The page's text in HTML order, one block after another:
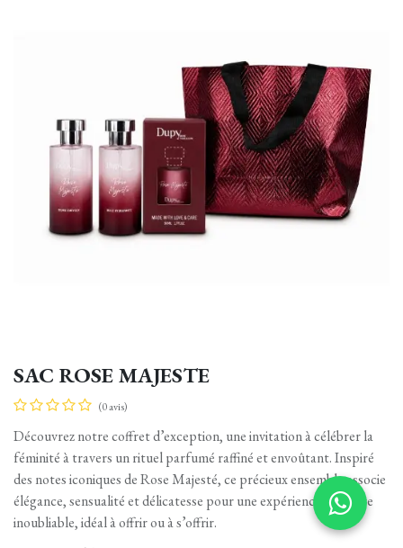
SAC ROSE MAJESTE
(0 avis)
Découvrez notre coffret d’exception, une invitation à célébrer la
féminité à travers un rituel parfumé raffiné et envoûtant. Inspiré
des notes iconiques de Rose Majesté, ce précieux ensemble associe
élégance, sensualité et délicatesse pour une expérience olfactive
inoubliable, idéal à offrir ou à s’offrir.